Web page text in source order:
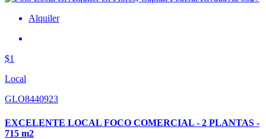
Alquiler
$1
Local
GLO8440923
EXCELENTE LOCAL FOCO COMERCIAL - 2 PLANTAS -
715 m2